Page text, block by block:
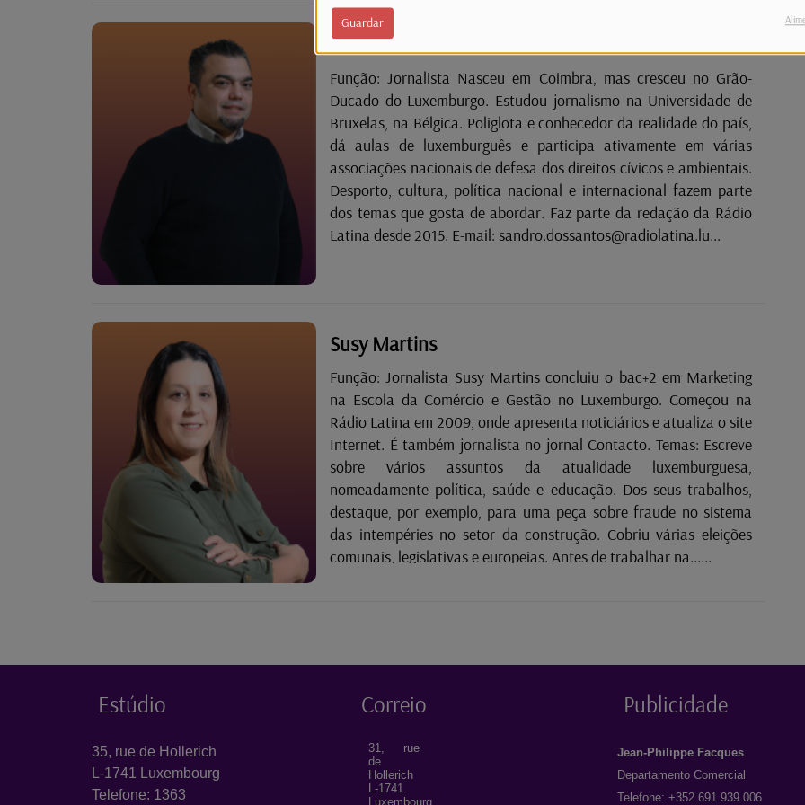
Guardar
Sandro dos Santos
Função: Jornalista Nasceu em Coimbra, mas cresceu no Grão-
Ducado do Luxemburgo. Estudou jornalismo na Universidade de
Bruxelas, na Bélgica. Poliglota e conhecedor da realidade do país,
dá aulas de luxemburguês e participa ativamente em várias
associações nacionais de defesa dos direitos cívicos e ambientais.
Desporto, cultura, política nacional e internacional fazem parte
dos temas que gosta de abordar. Faz parte da redação da Rádio
Latina desde 2015. E-mail: sandro.dossantos@radiolatina.lu...
Susy Martins
Função: Jornalista Susy Martins concluiu o bac+2 em Marketing
na Escola da Comércio e Gestão no Luxemburgo. Começou na
Rádio Latina em 2009, onde apresenta noticiários e atualiza o site
Internet. É também jornalista no jornal Contacto. Temas: Escreve
sobre vários assuntos da atualidade luxemburguesa,
nomeadamente política, saúde e educação. Dos seus trabalhos,
destaque, por exemplo, para uma peça sobre fraude no sistema
das intempéries no setor da construção. Cobriu várias eleições
comunais, legislativas e europeias. Antes de trabalhar na......
Estúdio
35, rue de Hollerich
L-1741 Luxembourg
Telefone: 1363
Correio
31, rue
de
Hollerich
L-1741
Luxembourg
Publicidade
Jean-Philippe Facques
Departamento Comercial
Telefone: +352 691 939 006